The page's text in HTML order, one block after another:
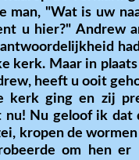
"Wat is uw
u hier?" Andrew
kerk. Maar in
heeft u ooit
kerk ging en zij
nu! Nu geloof ik
kropen de
om hen